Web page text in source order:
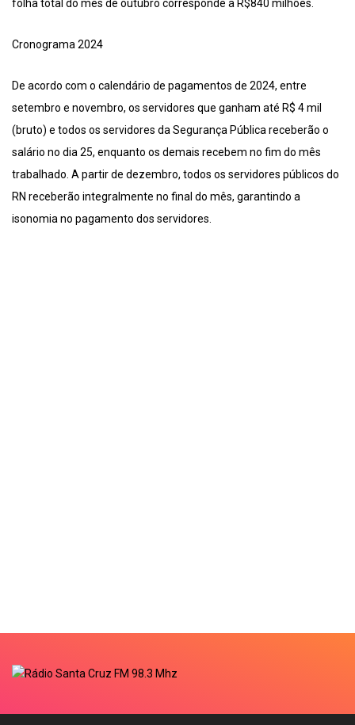
folha total do mês de outubro corresponde a R$840 milhões.
Cronograma 2024
De acordo com o calendário de pagamentos de 2024, entre
setembro e novembro, os servidores que ganham até R$ 4 mil
(bruto) e todos os servidores da Segurança Pública receberão o
salário no dia 25, enquanto os demais recebem no fim do mês
trabalhado. A partir de dezembro, todos os servidores públicos do
RN receberão integralmente no final do mês, garantindo a
isonomia no pagamento dos servidores.